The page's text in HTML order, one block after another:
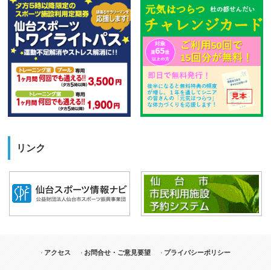
リンク
アクセス お問合せ・ご意見要望 プライバシーポリシー